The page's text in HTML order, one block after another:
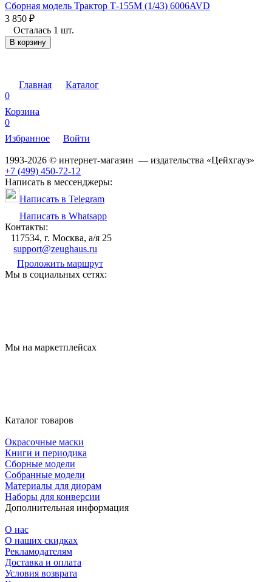
Сборная модель Трактор Т-155М (1/43) 6006AVD
3 850 ₽
Осталась 1 шт.
В корзину
Главная
Каталог
0
Корзина
0
Избранное
Войти
1993-2026 © интернет-магазин — издательства «Цейхгауз»
+7 (499) 450-72-12
Написать в мессенджеры:
Написать в Telegram
Написать в Whatsapp
Контакты:
117534, г. Москва, а/я 25
support@zeughaus.ru
Проложить маршрут
Мы в социальных сетях:
Мы на маркетплейсах
Каталог товаров
Окрасочные маски
Книги и периодика
Сборные модели
Собранные модели
Материалы для диорам
Наборы для конверсии
Дополнительная информация
О нас
О наших скидках
Рекламодателям
Доставка и оплата
Условия возврата